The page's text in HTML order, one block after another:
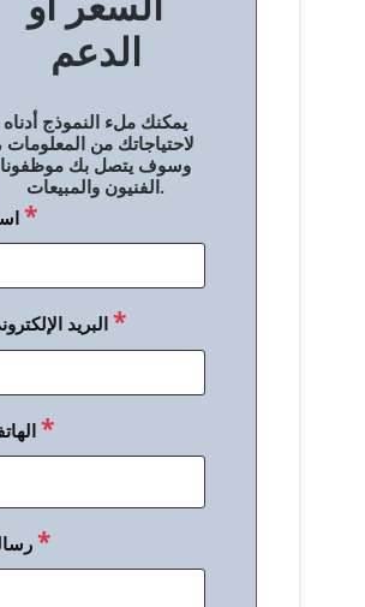
الدعم
يمكنك ملء النموذج أدناه
لاحتياجاتك من المعلومات
وسوف يتصل بك موظفونا
الفنيون والمبيعات.
اسم*
البريد الإلكتروني*
الهاتف*
رسالة*